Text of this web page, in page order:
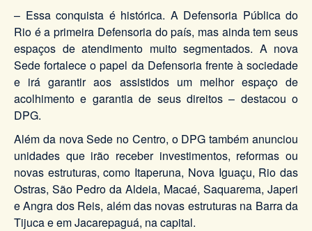
– Essa conquista é histórica. A Defensoria Pública do
Rio é a primeira Defensoria do país, mas ainda tem seus
espaços de atendimento muito segmentados. A nova
Sede fortalece o papel da Defensoria frente à sociedade
e irá garantir aos assistidos um melhor espaço de
acolhimento e garantia de seus direitos – destacou o
DPG.
Além da nova Sede no Centro, o DPG também anunciou
unidades que irão receber investimentos, reformas ou
novas estruturas, como Itaperuna, Nova Iguaçu, Rio das
Ostras, São Pedro da Aldeia, Macaé, Saquarema, Japeri
e Angra dos Reis, além das novas estruturas na Barra da
Tijuca e em Jacarepaguá, na capital.